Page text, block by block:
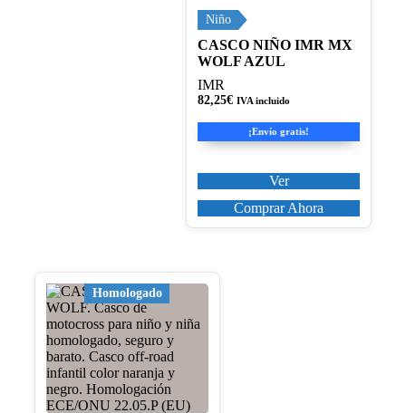
Niño
CASCO NIÑO IMR MX
WOLF AZUL
IMR
82,25€ IVA incluido
¡Envío gratis!
Ver
página
de
producto
Comprar Ahora
Homologado
Este
producto
tiene
múltiples
variantes.
Las
opciones
se